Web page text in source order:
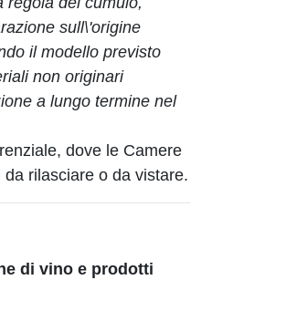
sull\'origine
il modello previsto
non originari
a lungo termine nel
dove le Camere
rilasciare o da vistare.
di vino e prodotti